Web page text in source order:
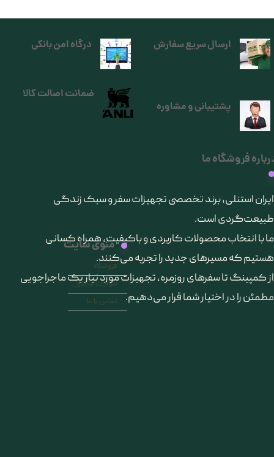
ارسال سریع سفارش
فروشگاه ما
​ایران استنلی، برند تخصصی تجهیزات سفر و سبک زندگی
طبیعت‌گردی است.
ما با انتخاب محصولات کاربردی و باکیفیت، همراه کسانی
هستیم که مسیرهای جدید را تجربه می‌کنند.
از کمپینگ تا سفرهای روزمره، تجهیزات مورد نیاز یک ماجراجویی
مطمئن را در اختیار شما قرار می‌دهیم.
منوی سایت
فروشگاه
سوالات متداول
تماس با ما
درگاه امن بانکی
پشتیبانی و مشاوره
ضمانت اصالت کالا